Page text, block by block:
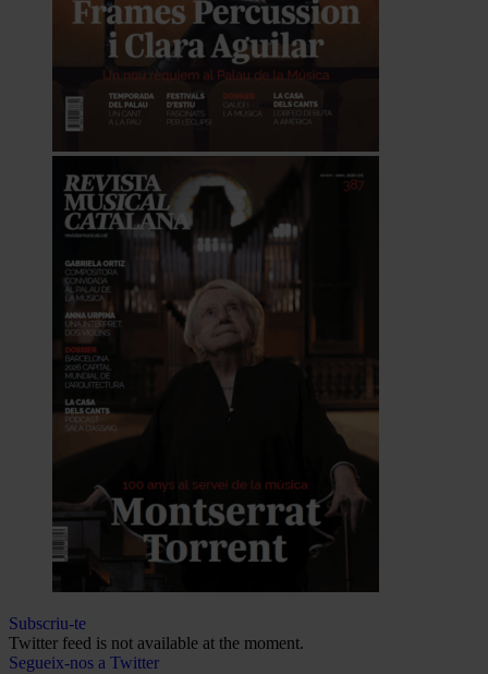
Subscriu-te
Twitter feed is not available at the moment.
Segueix-nos a Twitter